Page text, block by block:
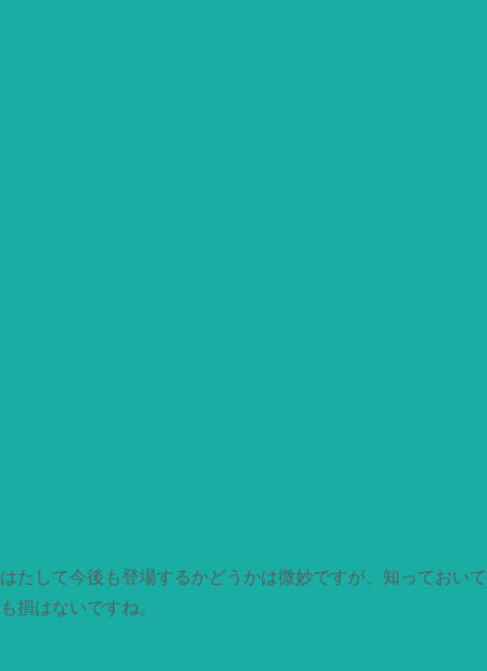
はたして今後も登場するかどうかは微妙ですが、知っておいて
も損はないですね。